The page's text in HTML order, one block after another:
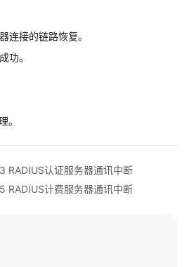
连接的链路恢复。
功。
。
RADIUS认证服务器通讯中断
计费服务器通讯中断